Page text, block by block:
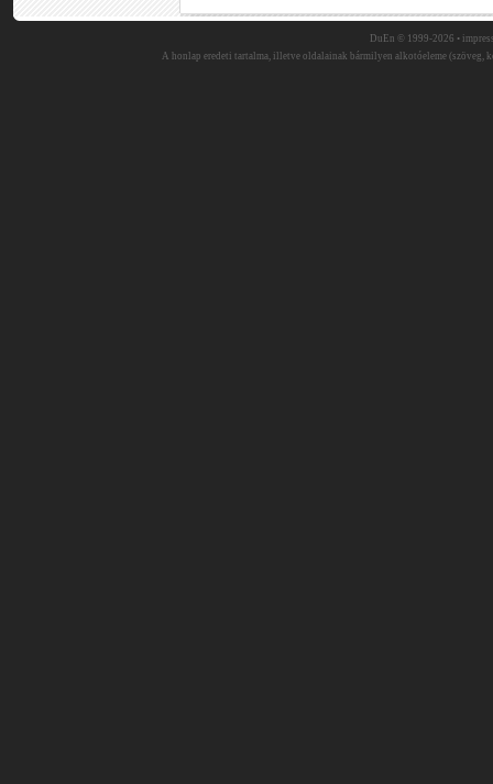
DuEn © 1999-2026 •
A honlap eredeti tartalma, illetve oldalainak bármilyen alkotóeleme (szöveg,